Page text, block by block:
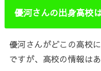
優河さんの出身高校
優河さんがどこの高校
ですが、高校の情報は